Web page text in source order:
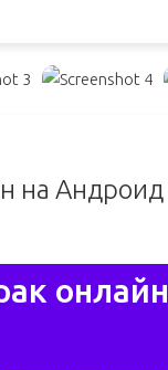
на Андроид
онлайн